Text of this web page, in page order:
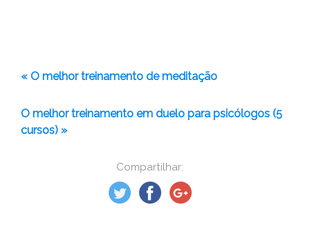
Compartilhar:
« O melhor treinamento de meditação
O melhor treinamento em duelo para psicólogos (5
cursos) »